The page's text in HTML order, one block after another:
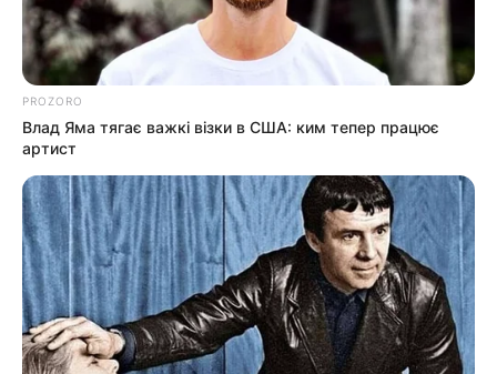
ПОЛІТИКА
Команда Андрія Балоги
залишиться поза коаліцією в
PROZORO
Влад Яма тягає важкі візки в США: ким тепер працює
артист